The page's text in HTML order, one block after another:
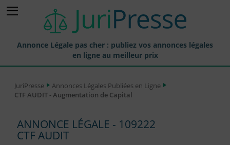
Annonce Légale pas cher : publiez vos annonces légales
en ligne au meilleur prix
Annonces Légales Publiées
Journaux Habilités (JAL) Annonces Légales
JuriPresse
Annonces Légales Publiées en Ligne
CTF AUDIT - Augmentation de Capital
ANNONCE LÉGALE - 109222
CTF AUDIT